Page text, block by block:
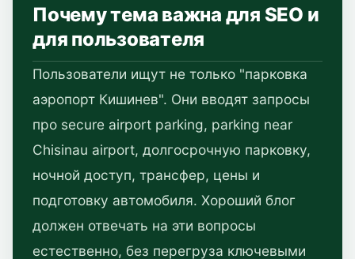
Почему тема важна для SEO и
для пользователя
Пользователи ищут не только "парковка
аэропорт Кишинев". Они вводят запросы
про secure airport parking, parking near
Chisinau airport, долгосрочную парковку,
ночной доступ, трансфер, цены и
подготовку автомобиля. Хороший блог
должен отвечать на эти вопросы
естественно, без перегруза ключевыми